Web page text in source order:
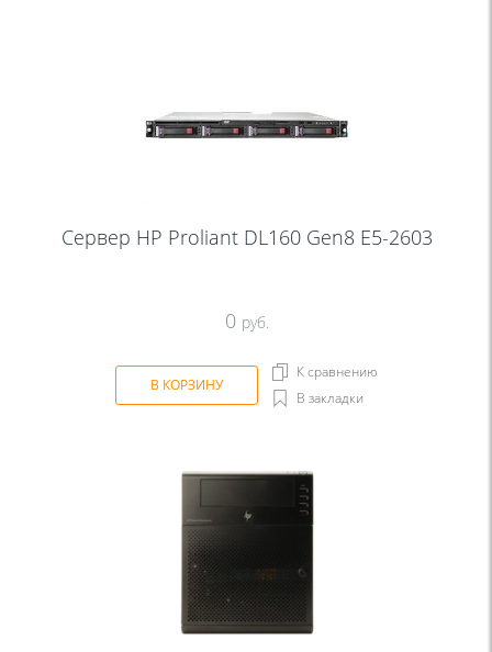
Сервер HP Proliant DL160 Gen8 E5-2603
0 руб.
В КОРЗИНУ
К сравнению
В закладки